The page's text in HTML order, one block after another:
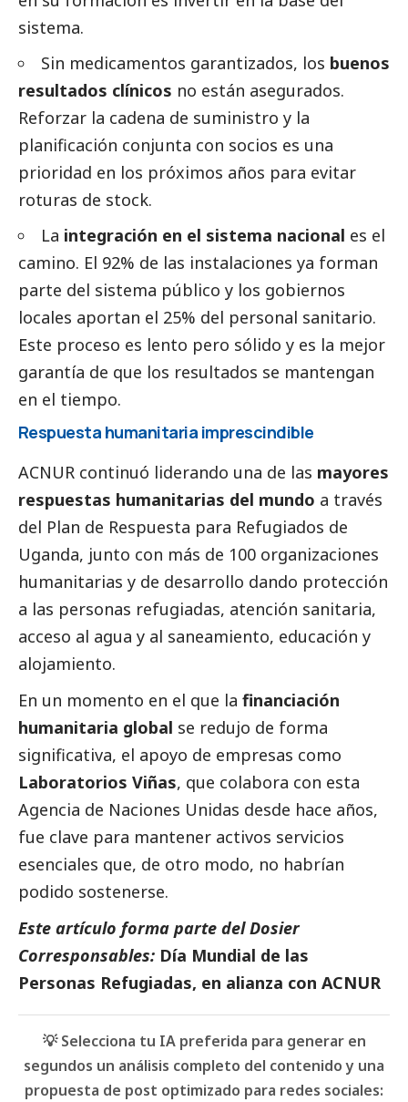
sistema.
Sin medicamentos garantizados, los buenos
resultados clínicos no están asegurados.
Reforzar la cadena de suministro y la
planificación conjunta con socios es una
prioridad en los próximos años para evitar
roturas de stock.
La integración en el sistema nacional es el
camino. El 92% de las instalaciones ya forman
parte del sistema público y los gobiernos
locales aportan el 25% del personal sanitario.
Este proceso es lento pero sólido y es la mejor
garantía de que los resultados se mantengan
en el tiempo.
Respuesta humanitaria imprescindible
ACNUR continuó liderando una de las mayores
respuestas humanitarias del mundo a través
del Plan de Respuesta para Refugiados de
Uganda, junto con más de 100 organizaciones
humanitarias y de desarrollo dando protección
a las personas refugiadas, atención sanitaria,
acceso al agua y al saneamiento, educación y
alojamiento.
En un momento en el que la financiación
humanitaria global se redujo de forma
significativa, el apoyo de empresas como
Laboratorios Viñas, que colabora con esta
Agencia de Naciones Unidas desde hace años,
fue clave para mantener activos servicios
esenciales que, de otro modo, no habrían
podido sostenerse.
Este artículo forma parte del Dosier
Corresponsables: Día Mundial de las
Personas Refugiadas, en alianza con ACNUR
💡 Selecciona tu IA preferida para generar en
segundos un análisis completo del contenido y una
propuesta de post optimizado para redes sociales: